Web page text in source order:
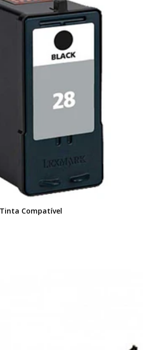
Tinta Compatível